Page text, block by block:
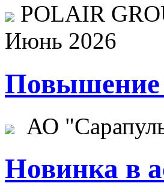
POLAIR
Июнь 2026
Повышение
АО
Новинка в